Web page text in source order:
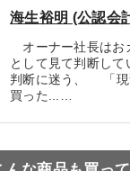
海生裕明 (公認会
オーナー社長はお
として見て判断し
判断に迷う、 「現
買った...…